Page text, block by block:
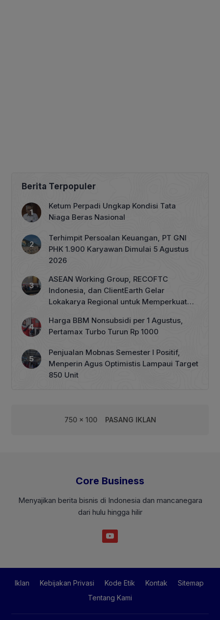
Berita Terpopuler
Ketum Perpadi Ungkap Kondisi Tata
Niaga Beras Nasional
Terhimpit Persoalan Keuangan, PT GNI
PHK 1.900 Karyawan Dimulai 5 Agustus
2026
ASEAN Working Group, RECOFTC
Indonesia, dan ClientEarth Gelar
Lokakarya Regional untuk Memperkuat
Harga BBM Nonsubsidi per 1 Agustus,
Pertamax Turbo Turun Rp 1000
Penjualan Mobnas Semester I Positif,
Menperin Agus Optimistis Lampaui Target
850 Unit
750 x 100 PASANG IKLAN
Core Business
Menyajikan berita bisnis di Indonesia dan mancanegara
dari hulu hingga hilir
Iklan Kebijakan Privasi Kode Etik Kontak
Sitemap
Tentang Kami